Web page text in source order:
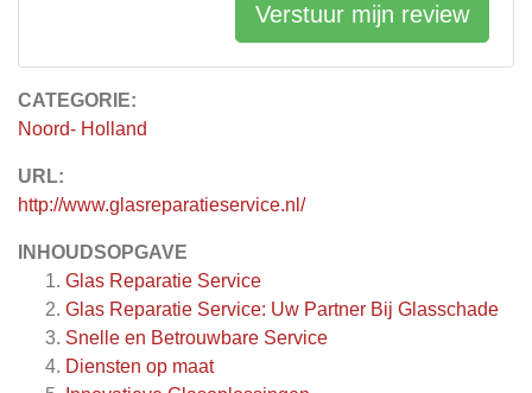
CATEGORIE:
Noord- Holland
URL:
http://www.glasreparatieservice.nl/
INHOUDSOPGAVE
Glas Reparatie Service
Glas Reparatie Service: Uw Partner Bij Glasschade
Snelle en Betrouwbare Service
Diensten op maat
Verstuur mijn review